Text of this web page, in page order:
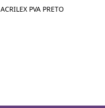
ACRILEX PVA PRETO